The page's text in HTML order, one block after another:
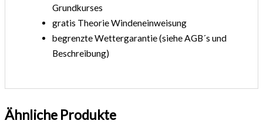
Grundkurses
gratis Theorie Windeneinweisung
begrenzte Wettergarantie (siehe AGB´s und
Beschreibung)
Ähnliche Produkte